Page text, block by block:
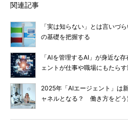
関連記事
「実は知らない」とは言いづ
の基礎を把握する
「AIを管理するAI」が身近な
ェントが仕事や職場にもたら
2025年「AIエージェント」は
ャネルとなる？ 働き方をどう